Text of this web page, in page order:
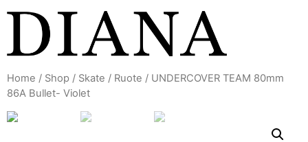
contenuto
Home / Shop / Skate / Ruote / UNDERCOVER TEAM 80mm
86A Bullet- Violet